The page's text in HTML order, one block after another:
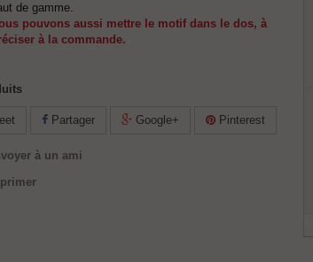
de gamme.
pouvons aussi mettre le motif dans le dos, à
à la commande.
Partager Google+ Pinterest
à un ami